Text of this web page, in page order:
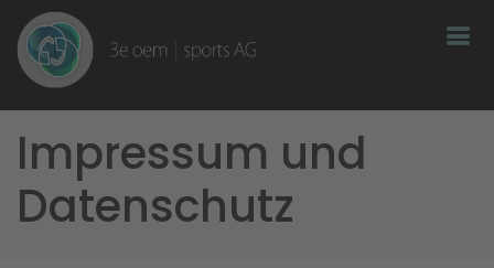
Impressum und
Datenschutz